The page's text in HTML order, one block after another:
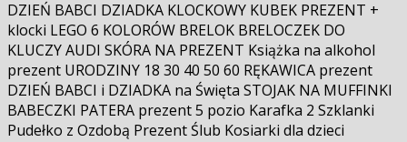
DZIEŃ BABCI DZIADKA KLOCKOWY KUBEK PREZENT +
klocki LEGO 6 KOLORÓW BRELOK BRELOCZEK DO
KLUCZY AUDI SKÓRA NA PREZENT Książka na alkohol
prezent URODZINY 18 30 40 50 60 RĘKAWICA prezent
DZIEŃ BABCI i DZIADKA na Święta STOJAK NA MUFFINKI
BABECZKI PATERA prezent 5 pozio Karafka 2 Szklanki
Pudełko z Ozdobą Prezent Ślub Kosiarki dla dzieci